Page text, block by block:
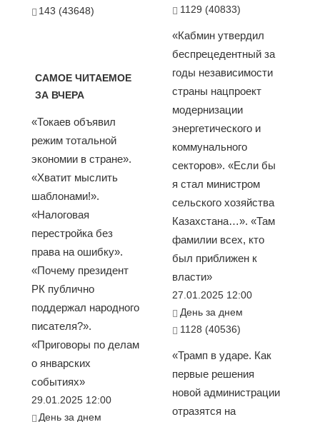
143 (43648)
САМОЕ ЧИТАЕМОЕ
ЗА ВЧЕРА
«Токаев объявил
режим тотальной
экономии в стране».
«Хватит мыслить
шаблонами!».
«Налоговая
перестройка без
права на ошибку».
«Почему президент
РК публично
поддержал народного
писателя?».
«Приговоры по делам
о январских
событиях»
29.01.2025 12:00
День за днем
1129 (40833)
«Кабмин утвердил
беспрецедентный за
годы независимости
страны нацпроект
модернизации
энергетического и
коммунального
секторов». «Если бы
я стал министром
сельского хозяйства
Казахстана…». «Там
фамилии всех, кто
был приближен к
власти»
27.01.2025 12:00
День за днем
1128 (40536)
«Трамп в ударе. Как
первые решения
новой администрации
отразятся на